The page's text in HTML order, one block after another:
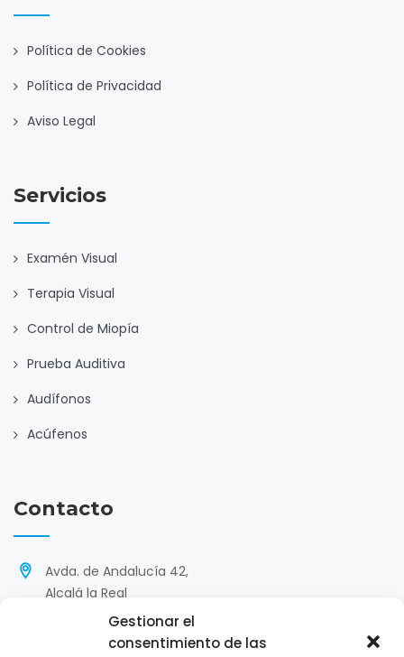
Gestionar el
consentimiento de las
Política de Cookies
Política de Privacidad
Aviso Legal
Servicios
Examén Visual
Terapia Visual
Control de Miopía
Prueba Auditiva
Audífonos
Acúfenos
Contacto
Avda. de Andalucía 42,
Alcalá la Real
953 585 299 / 640 612 360